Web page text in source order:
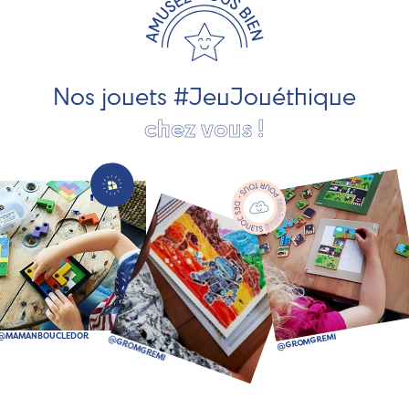
développement durable. Ils nous fabriquent des jouets
pour les jeunes enfants, des jeux d'éveil, des jeux de
société, des jouets d'imitation, des jeux de plein air, ... et
Nos jouets #JeuJouéthique
chez vous !